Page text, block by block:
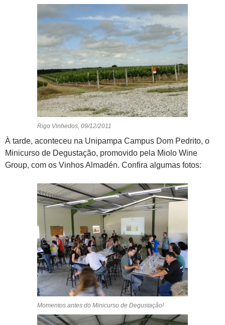
Rigo Vinhedos, 09/12/2011
À tarde, aconteceu na Unipampa Campus Dom Pedrito, o
Minicurso de Degustação, promovido pela Miolo Wine
Group, com os Vinhos Almadén. Confira algumas fotos:
Momentos antes do Minicurso de Degustação!